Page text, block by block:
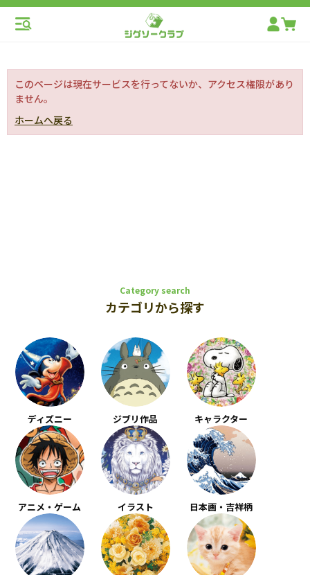
このページは現在サービスを行ってないか、アクセス権限があり
ません。
ホームへ戻る
Category search
カテゴリから探す
ディズニー ジブリ作品 キャラクター
アニメ・ゲーム イラスト 日本画・吉祥柄